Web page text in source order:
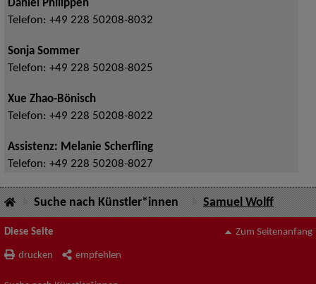
Daniel Philippen
Telefon: +49 228 50208-8032
Sonja Sommer
Telefon: +49 228 50208-8025
Xue Zhao-Bönisch
Telefon: +49 228 50208-8022
Assistenz: Melanie Scherfling
Telefon: +49 228 50208-8027
Suche nach Künstler*innen Samuel Wolff
Diese Seite
drucken empfehlen
Zum Seitenanfang